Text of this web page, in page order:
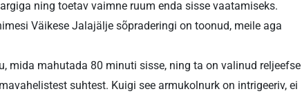
ning toetav vaimne ruum enda sisse vaatamiseks.
Väikese Jalajälje sõpraderingi on toonud, meile aga
mida mahutada 80 minuti sisse, ning ta on valinud reljeefse
suhtest. Kuigi see armukolnurk on intrigeeriv, ei